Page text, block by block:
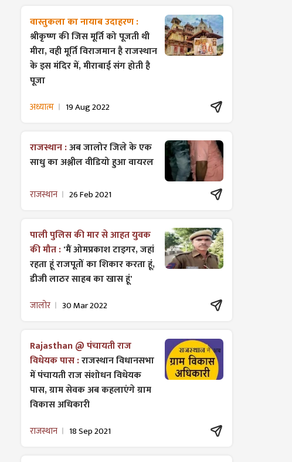
वास्तुकला का नायाब उदाहरण :
श्रीकृष्ण की जिस मूर्ति को पूजती थी
मीरा, वही मूर्ति विराजमान है राजस्थान
के इस मंदिर में, मीराबाई संग होती है
पूजा
अध्यात्म 19 Aug 2022
राजस्थान :अब जालोर जिले के एक
साधु का अश्लील वीडियो हुआ वायरल
राजस्थान 26 Feb 2021
पाली पुलिस की मार से आहत युवक
की मौत :'मैं ओमप्रकाश टाइगर, जहां
रहता हूं राजपूतों का शिकार करता हूं,
डीजी लाठर साहब का खास हूं'
जालोर 30 Mar 2022
Rajasthan @ पंचायती राज
विधेयक पास :राजस्थान विधानसभा
में पंचायती राज ​संशोधन विधेयक
पास, ग्राम सेवक अब कहलाएंगे ग्राम
विकास अधिकारी
राजस्थान 18 Sep 2021